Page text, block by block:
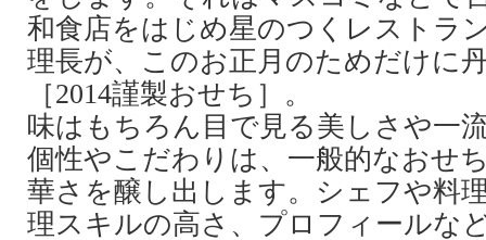
和食店をはじめ星のつくレストラ
理長が、このお正月のためだけに
［2014謹製おせち］。
味はもちろん目で見る美しさや一
個性やこだわりは、一般的なおせ
華さを醸し出します。シェフや料
理スキルの高さ、プロフィールな